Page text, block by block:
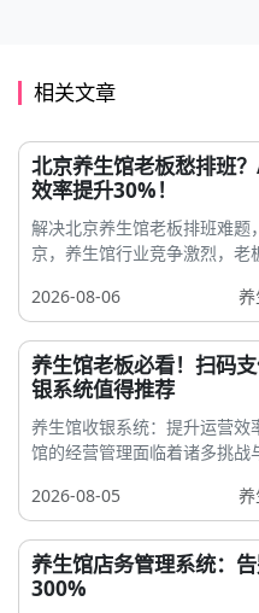
相关文章
北京养生馆老板愁排班
效率提升30%！
解决北京养生馆老板排班难
京，养生馆行业竞争激烈，老
2026-08-06
养生馆老板必看！扫码
银系统值得推荐
养生馆收银系统：提升运营效
馆的经营管理面临着诸多挑战
2026-08-05
养生馆店务管理系统：
300%